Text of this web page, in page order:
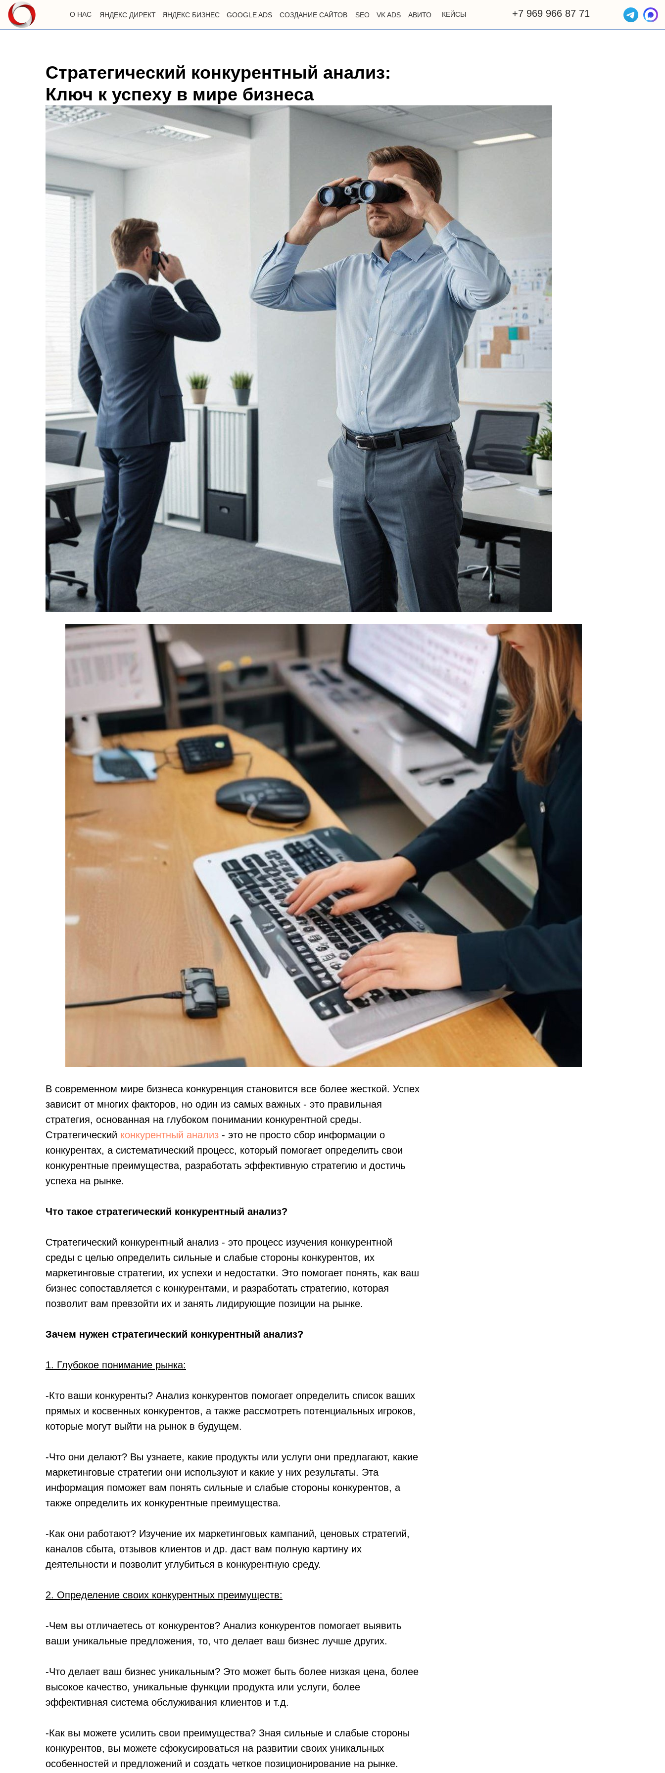
КЕЙСЫ
О НАС ЯНДЕКС ДИРЕКТ +7 969 966 87 71
GOOGLE ADS СОЗДАНИЕ САЙТОВ SEO VK ADS АВИТО
ЯНДЕКС БИЗНЕС
Стратегический конкурентный анализ:
Ключ к успеху в мире бизнеса
В современном мире бизнеса конкуренция становится все более жесткой. Успех
зависит от многих факторов, но один из самых важных - это правильная
стратегия, основанная на глубоком понимании конкурентной среды.
Стратегический конкурентный анализ - это не просто сбор информации о
конкурентах, а систематический процесс, который помогает определить свои
конкурентные преимущества, разработать эффективную стратегию и достичь
успеха на рынке.
Что такое стратегический конкурентный анализ?
Стратегический конкурентный анализ - это процесс изучения конкурентной
среды с целью определить сильные и слабые стороны конкурентов, их
маркетинговые стратегии, их успехи и недостатки. Это помогает понять, как ваш
бизнес сопоставляется с конкурентами, и разработать стратегию, которая
позволит вам превзойти их и занять лидирующие позиции на рынке.
Зачем нужен стратегический конкурентный анализ?
1. Глубокое понимание рынка:
-Кто ваши конкуренты? Анализ конкурентов помогает определить список ваших
прямых и косвенных конкурентов, а также рассмотреть потенциальных игроков,
которые могут выйти на рынок в будущем.
-Что они делают? Вы узнаете, какие продукты или услуги они предлагают, какие
маркетинговые стратегии они используют и какие у них результаты. Эта
информация поможет вам понять сильные и слабые стороны конкурентов, а
также определить их конкурентные преимущества.
-Как они работают? Изучение их маркетинговых кампаний, ценовых стратегий,
каналов сбыта, отзывов клиентов и др. даст вам полную картину их
деятельности и позволит углубиться в конкурентную среду.
2. Определение своих конкурентных преимуществ:
-Чем вы отличаетесь от конкурентов? Анализ конкурентов помогает выявить
ваши уникальные предложения, то, что делает ваш бизнес лучше других.
-Что делает ваш бизнес уникальным? Это может быть более низкая цена, более
высокое качество, уникальные функции продукта или услуги, более
эффективная система обслуживания клиентов и т.д.
-Как вы можете усилить свои преимущества? Зная сильные и слабые стороны
конкурентов, вы можете сфокусироваться на развитии своих уникальных
особенностей и предложений и создать четкое позиционирование на рынке.